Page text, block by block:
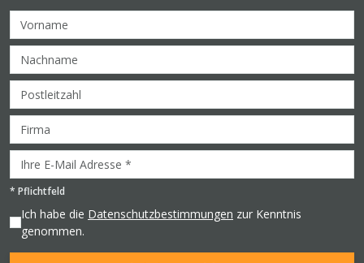
* Pflichtfeld
Ich habe die Datenschutzbestimmungen zur Kenntnis
genommen.